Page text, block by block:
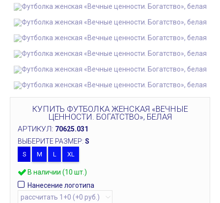
КУПИТЬ ФУТБОЛКА ЖЕНСКАЯ «ВЕЧНЫЕ
ЦЕННОСТИ. БОГАТСТВО», БЕЛАЯ
АРТИКУЛ: 70625.031
ВЫБЕРИТЕ РАЗМЕР: S
S M L XL
В наличии (10 шт.)
Нанесение логотипа